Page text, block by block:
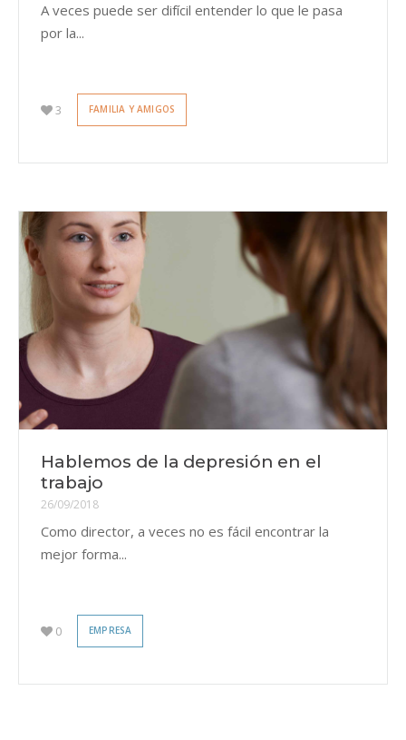
A veces puede ser difícil entender lo que le pasa
por la...
3 FAMILIA Y AMIGOS
Hablemos de la depresión en el
trabajo
26/09/2018
Como director, a veces no es fácil encontrar la
mejor forma...
0 EMPRESA